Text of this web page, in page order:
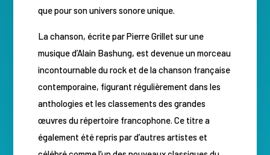
que pour son univers sonore unique.
La chanson, écrite par Pierre Grillet sur une
musique d’Alain Bashung, est devenue un morceau
incontournable du rock et de la chanson française
contemporaine, figurant régulièrement dans les
anthologies et les classements des grandes
œuvres du répertoire francophone. Ce titre a
également été repris par d’autres artistes et